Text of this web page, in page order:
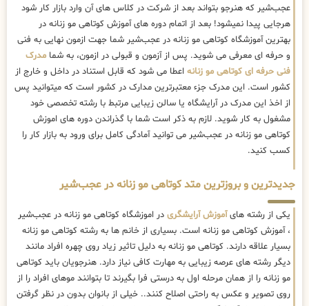
عجب‌شیر که هنرجو بتواند بعد از شرکت در کلاس های آن وارد بازار کار شود
هرجایی پیدا نمیشود! بعد از اتمام دوره های آموزش کوتاهی مو زنانه در
بهترین آموزشگاه کوتاهی مو زنانه در عجب‌شیر شما جهت ازمون نهایی به فنی
و حرفه ای معرفی می شوید. پس از آزمون و قبولی در ازمون، به شما مدرک
فنی حرفه ای کوتاهی مو زنانه اعطا می شود که قابل استناد در داخل و خارج از
کشور است. این مدرک جزء معتبرترین مدارک در کشور است که میتوانید پس
از اخذ این مدرک در آرایشگاه یا سالن زیبایی مرتبط با رشته تخصصی خود
مشغول به کار شوید. لازم به ذکر است شما با گذراندن دوره های اموزش
کوتاهی مو زنانه در عجب‌شیر می توانید آمادگی کامل برای ورود به بازار کار را
کسب کنید.
جدیدترین و بروزترین متد کوتاهی مو زنانه در عجب‌شیر
یکی از رشته هایآموزش آرایشگری در اموزشگاه کوتاهی مو زنانه در عجب‌شیر
، آموزش کوتاهی مو زنانه است. بسیاری از خانم ها به رشته کوتاهی مو زنانه
بسیار علاقه دارند. کوتاهی مو زنانه به دلیل تاثیر زیاد روی چهره افراد مانند
دیگر رشته های عرصه زیبایی به مهارت کافی نیاز دارد. هنرجویان باید کوتاهی
مو زنانه را از همان مرحله اول به درستی فرا بگیرند تا بتوانند موهای افراد را از
روی تصویر و عکس به راحتی اصلاح کنند.. خیلی از بانوان بدون در نظر گرفتن